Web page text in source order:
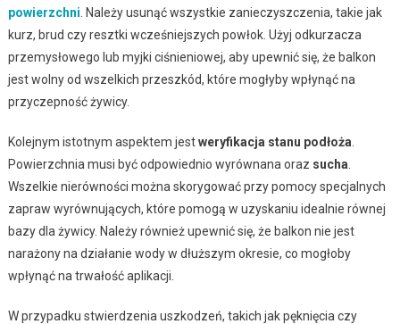
powierzchni . Należy usunąć wszystkie zanieczyszczenia, takie jak
kurz, brud czy resztki wcześniejszych powłok. Użyj odkurzacza
przemysłowego lub myjki ciśnieniowej, aby upewnić się, że balkon
jest wolny od wszelkich przeszkód, które mogłyby wpłynąć na
przyczepność żywicy.
Kolejnym istotnym aspektem jestweryfikacja stanu podłoża
Powierzchnia musi być odpowiednio wyrównana oraz sucha
Wszelkie nierówności można skorygować przy pomocy specjalnych
zapraw wyrównujących, które pomogą w uzyskaniu idealnie równej
bazy dla żywicy. Należy również upewnić się, że balkon nie jest
narażony na działanie wody w dłuższym okresie, co mogłoby
wpłynąć na trwałość aplikacji.
W przypadku stwierdzenia uszkodzeń, takich jak pęknięcia czy